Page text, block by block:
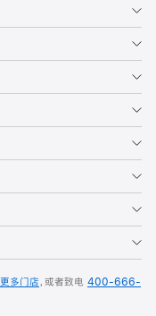
更多门店，或者致电 400-666-